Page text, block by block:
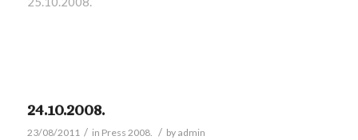
24.10.2008.
23/08/2011 / in Press 2008. / by admin